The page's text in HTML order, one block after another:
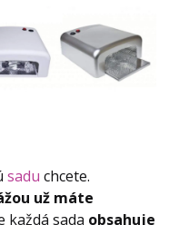
sadu chcete.
už máte
každá sada obsahuje